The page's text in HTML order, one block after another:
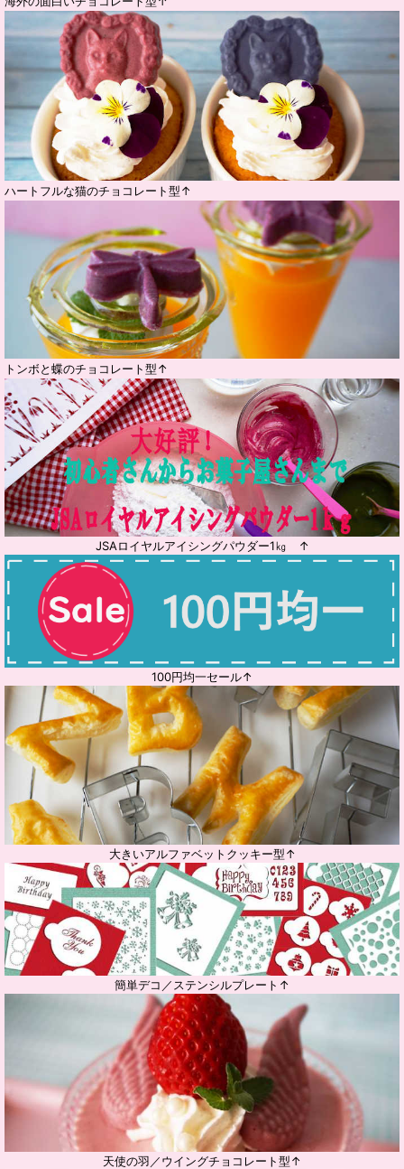
ハートフルな猫のチョコレート型↑
トンボと蝶のチョコレート型↑
JSAロイヤルアイシングパウダー1㎏ ↑
100円均一セール↑
大きいアルファベットクッキー型↑
簡単デコ／ステンシルプレート↑
天使の羽／ウイングチョコレート型↑